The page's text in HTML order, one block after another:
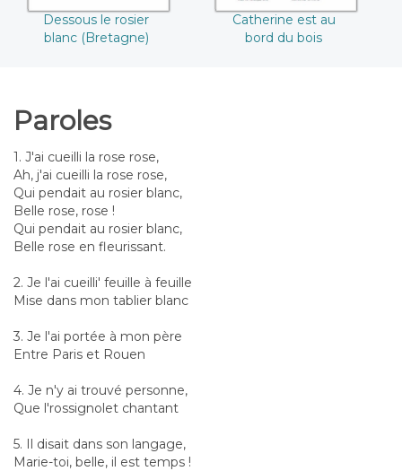
Dessous le rosier
blanc (Bretagne)
Catherine est au
bord du bois
Paroles
1. J'ai cueilli la rose rose,
Ah, j'ai cueilli la rose rose,
Qui pendait au rosier blanc,
Belle rose, rose !
Qui pendait au rosier blanc,
Belle rose en fleurissant.
2. Je l'ai cueilli' feuille à feuille
Mise dans mon tablier blanc
3. Je l'ai portée à mon père
Entre Paris et Rouen
4. Je n'y ai trouvé personne,
Que l'rossignolet chantant
5. Il disait dans son langage,
Marie-toi, belle, il est temps !